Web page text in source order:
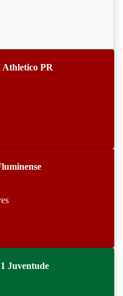
Athletico PR
Juventude